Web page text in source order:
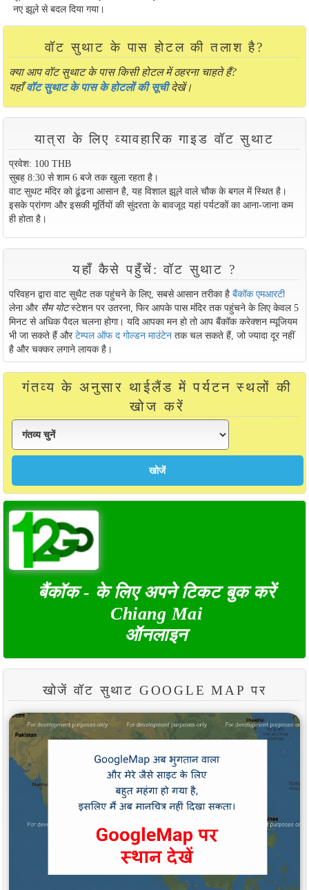
नए झूले से बदल दिया गया।
वॉट सुथाट के पास होटल की तलाश है?
क्या आप वॉट सुथाट के पास किसी होटल में ठहरना चाहते हैं?
यहाँवॉट सुथाट के पास के होटलों की सूचीदेखें।
यात्रा के लिए व्यावहारिक गाइड वॉट सुथाट
प्रवेश: 100 THB
सुबह 8:30 से शाम 6 बजे तक खुला रहता है।
वाट सुथट मंदिर को ढूंढना आसान है, यह विशाल झूले वाले चौक के बगल में स्थित है।
इसके प्रांगण और इसकी मूर्तियों की सुंदरता के बावजूद यहां पर्यटकों का आना-जाना कम
ही होता है।
यहाँ कैसे पहुँचें: वॉट सुथाट ?
परिवहन द्वारा वाट सुथैट तक पहुंचने के लिए, सबसे आसान तरीका है बैंकॉक एमआरटी
लेना और सैम योटस्टेशन पर उतरना, फिर आपके पास मंदिर तक पहुंचने के लिए केवल 5
मिनट से अधिक पैदल चलना होगा। यदि आपका मन हो तो आप बैंकॉक करेक्शन म्यूजियम
भी जा सकते हैं औरटेम्पल ऑफ द गोल्डन माउंटेनतक चल सकते हैं, जो ज्यादा दूर नहीं
है और चक्कर लगाने लायक है।
गंतव्य के अनुसार थाईलैंड में पर्यटन स्थलों की
खोज करें
बैंकॉक - के लिए अपने टिकट बुक करें
Chiang Mai
ऑनलाइन
खोजें वॉट सुथाट GOOGLE MAP पर